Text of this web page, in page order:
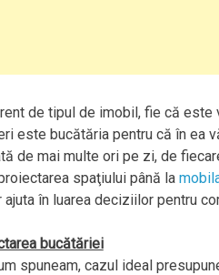
de tipul de imobil, fie că este
este bucătăria pentru că în ea
de mai multe ori pe zi, de
spaţiului până la
ajuta în luarea deciziilor pentru
bucătăriei
spuneam, cazul ideal